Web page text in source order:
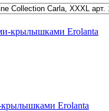
крылышками Erolanta